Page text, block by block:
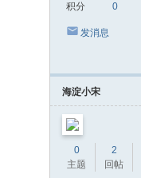
积分 0
发消息
海淀小宋
0
主题
2
回帖